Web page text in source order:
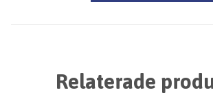
Relaterade